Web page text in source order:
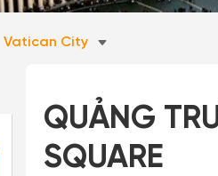
Vatican City
QUẢNG
SQUARE